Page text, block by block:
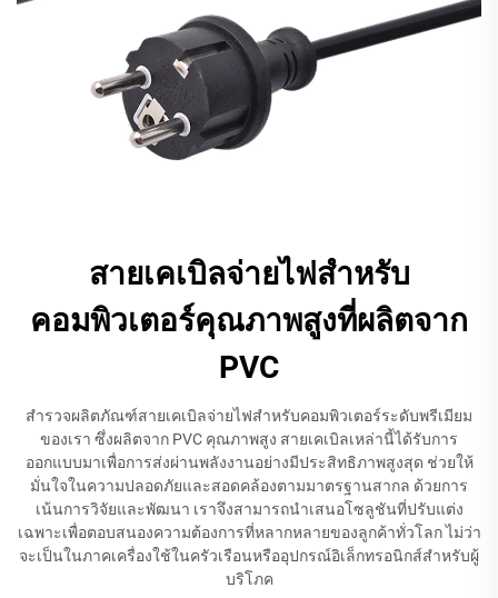
สายเคเบิลจ่ายไฟสำหรับ
คอมพิวเตอร์คุณภาพสูงที่ผลิตจาก
PVC
สำรวจผลิตภัณฑ์สายเคเบิลจ่ายไฟสำหรับคอมพิวเตอร์ระดับพรีเมียม
ของเรา ซึ่งผลิตจาก PVC คุณภาพสูง สายเคเบิลเหล่านี้ได้รับการ
ออกแบบมาเพื่อการส่งผ่านพลังงานอย่างมีประสิทธิภาพสูงสุด ช่วยให้
มั่นใจในความปลอดภัยและสอดคล้องตามมาตรฐานสากล ด้วยการ
เน้นการวิจัยและพัฒนา เราจึงสามารถนำเสนอโซลูชันที่ปรับแต่ง
เฉพาะเพื่อตอบสนองความต้องการที่หลากหลายของลูกค้าทั่วโลก ไม่ว่า
จะเป็นในภาคเครื่องใช้ในครัวเรือนหรืออุปกรณ์อิเล็กทรอนิกส์สำหรับผู้
บริโภค